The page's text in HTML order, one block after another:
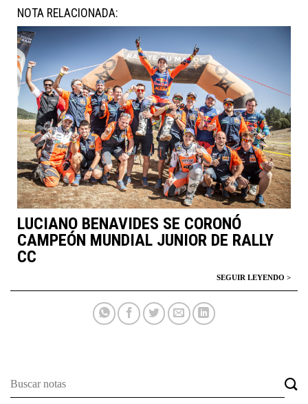
NOTA RELACIONADA:
LUCIANO BENAVIDES SE CORONÓ
CAMPEÓN MUNDIAL JUNIOR DE RALLY
CC